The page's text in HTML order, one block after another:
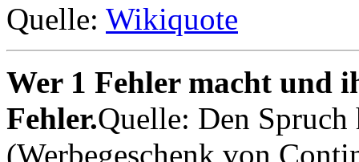
Quelle: Wikiquote
Wer 1 Fehler macht und
Fehler.Quelle: Den
(Werbegeschenk von